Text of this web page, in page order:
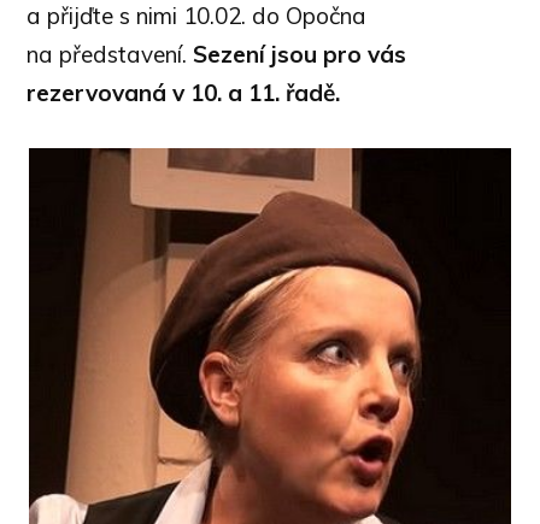
a přijďte s nimi 10.02. do Opočna
na představení. Sezení jsou pro vás
rezervovaná v 10. a 11. řadě.